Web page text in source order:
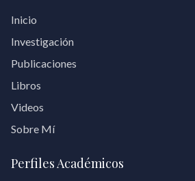
Inicio
Investigación
Publicaciones
Libros
Videos
Sobre Mí
Perfiles Académicos